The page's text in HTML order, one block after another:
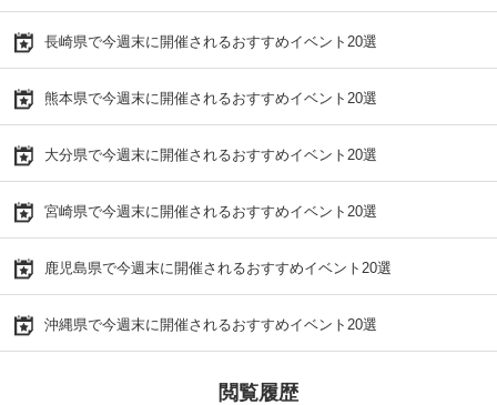
長崎県で今週末に開催されるおすすめイベント20選
熊本県で今週末に開催されるおすすめイベント20選
大分県で今週末に開催されるおすすめイベント20選
宮崎県で今週末に開催されるおすすめイベント20選
鹿児島県で今週末に開催されるおすすめイベント20選
沖縄県で今週末に開催されるおすすめイベント20選
閲覧履歴